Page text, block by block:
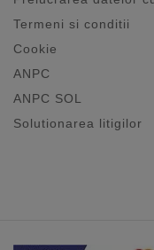
Termeni si conditii
Cookie
ANPC
ANPC SOL
Solutionarea litigilor